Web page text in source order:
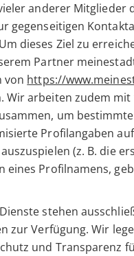
anderer Mitglieder
gegenseitigen
dieses Ziel zu
Partner
von https://
Wir arbeiten zudem mit
um bestimmte
Profilangaben
(z. B. die
eines Profilnamens,
Dienste stehen
zur Verfügung. Wir
und Transparenz